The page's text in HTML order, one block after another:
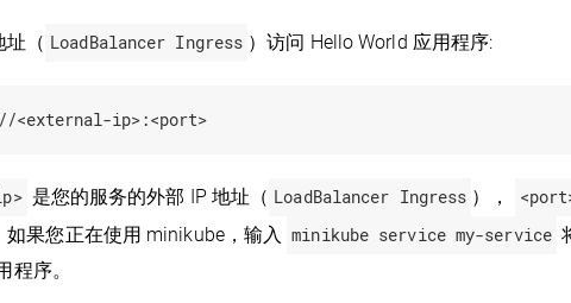
址（ LoadBalancer Ingress ）访问 Hello World 应用程序:
是您的服务的外部 IP 地址（ LoadBalancer Ingress ），
如果您正在使用 minikube，输入 minikube service my-service
程序。